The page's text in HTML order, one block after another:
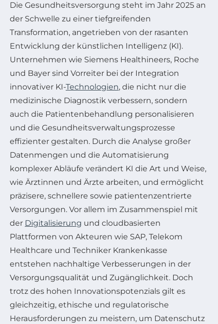
Die Gesundheitsversorgung steht im Jahr 2025 an
der Schwelle zu einer tiefgreifenden
Transformation, angetrieben von der rasanten
Entwicklung der künstlichen Intelligenz (KI).
Unternehmen wie Siemens Healthineers, Roche
und Bayer sind Vorreiter bei der Integration
innovativer KI-Technologien, die nicht nur die
medizinische Diagnostik verbessern, sondern
auch die Patientenbehandlung personalisieren
und die Gesundheitsverwaltungsprozesse
effizienter gestalten. Durch die Analyse großer
Datenmengen und die Automatisierung
komplexer Abläufe verändert KI die Art und Weise,
wie Ärztinnen und Ärzte arbeiten, und ermöglicht
präzisere, schnellere sowie patientenzentrierte
Versorgungen. Vor allem im Zusammenspiel mit
der Digitalisierung und cloudbasierten
Plattformen von Akteuren wie SAP, Telekom
Healthcare und Techniker Krankenkasse
entstehen nachhaltige Verbesserungen in der
Versorgungsqualität und Zugänglichkeit. Doch
trotz des hohen Innovationspotenzials gilt es
gleichzeitig, ethische und regulatorische
Herausforderungen zu meistern, um Datenschutz